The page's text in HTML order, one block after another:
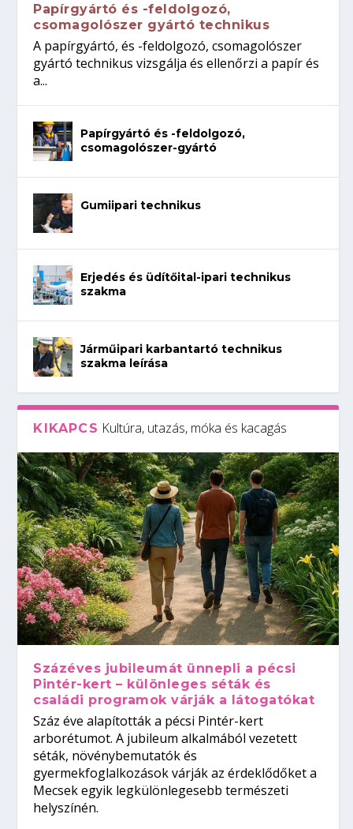
Papírgyártó és -feldolgozó,
csomagolószer gyártó technikus
A papírgyártó, és -feldolgozó, csomagolószer
gyártó technikus vizsgálja és ellenőrzi a papír és
a...
Papírgyártó és -feldolgozó,
csomagolószer-gyártó
Gumiipari technikus
Erjedés és üdítőital-ipari technikus
szakma
Járműipari karbantartó technikus
szakma leírása
KIKAPCS Kultúra, utazás, móka és kacagás
Százéves jubileumát ünnepli a pécsi
Pintér-kert – különleges séták és
családi programok várják a látogatókat
Száz éve alapították a pécsi Pintér-kert
arborétumot. A jubileum alkalmából vezetett
séták, növénybemutatók és
gyermekfoglalkozások várják az érdeklődőket a
Mecsek egyik legkülönlegesebb természeti
helyszínén.